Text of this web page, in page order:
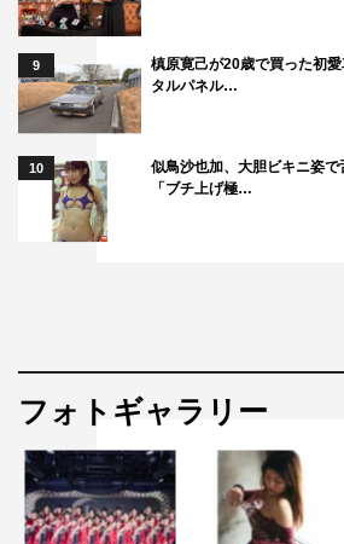
9
槙原寛己が20歳で買った初
タルパネル…
10
似鳥沙也加、大胆ビキニ姿
「ブチ上げ極…
フォトギャラリー